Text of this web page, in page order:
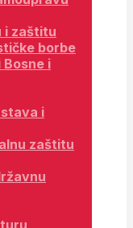
i zaštitu
borbe
i
i
zaštitu